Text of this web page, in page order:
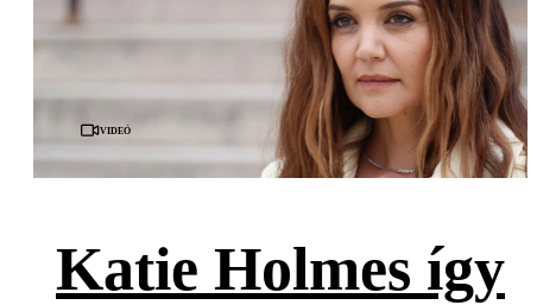
Videó
Katie Holmes így